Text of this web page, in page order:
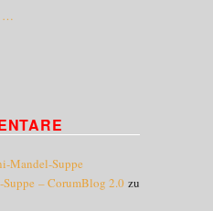
…
Mandel-Suppe
– CorumBlog 2.0 zu